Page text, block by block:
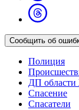
Сообщить об
Полиция
ДП области
Спасение
Спасатели